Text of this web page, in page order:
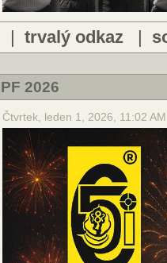
| trvalý odkaz |
PF 2026
Čtvrtek, leden 1, 2026, 11:02 AM